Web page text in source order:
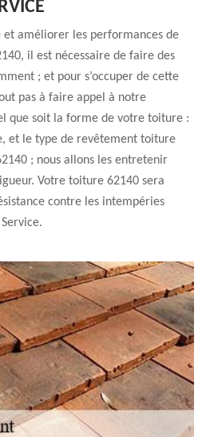
et améliorer les performances de
il est nécessaire de faire des
; et pour s’occuper de cette
pas à faire appel à notre
que soit la forme de votre toiture :
et le type de revêtement toiture
; nous allons les entretenir
Votre toiture 62140 sera
contre les intempéries